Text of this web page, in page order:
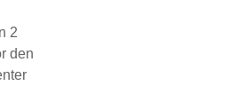
2
den